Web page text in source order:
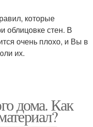
которые
облицовке стен. В
очень плохо, и Вы в
их.
дома. Как